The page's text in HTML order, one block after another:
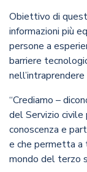
Obiettivo di
informazioni più
persone a
barriere
“Crediamo –
del Servizio civile
conoscenza e
e che permetta a
mondo del terzo